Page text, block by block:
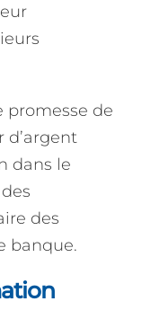
promesse de
d’argent
dans le
des
banque.